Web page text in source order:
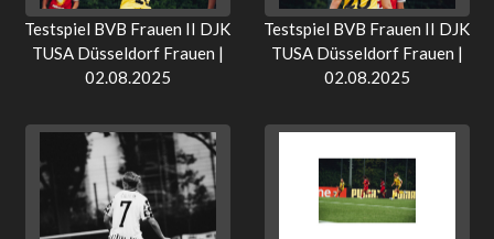
Testspiel BVB Frauen II DJK
TUSA Düsseldorf Frauen |
02.08.2025
Testspiel BVB Frauen II DJK
TUSA Düsseldorf Frauen |
02.08.2025